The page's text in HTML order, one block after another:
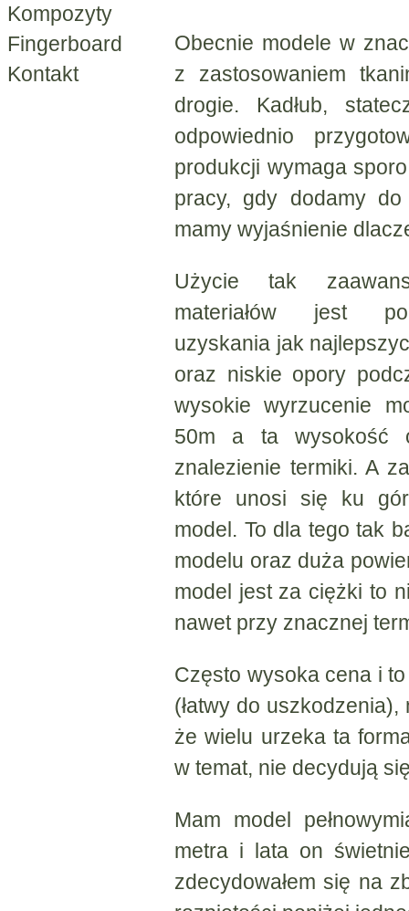
Kompozyty
Fingerboard
Kontakt
Obecnie modele w
z zastosowaniem
drogie. Kadłub,
odpowiednio
produkcji wymaga
pracy, gdy dodamy
mamy wyjaśnienie
Użycie tak
materiałów jest
uzyskania jak
oraz niskie opory
wysokie wyrzucenie
50m a ta wysokość
znalezienie termiki. A
które unosi się ku
model. To dla tego tak
modelu oraz duża
model jest za ciężki to
nawet przy znacznej
Często wysoka cena i
(łatwy do
że wielu urzeka ta
w temat, nie decydują
Mam model
metra i lata on
zdecydowałem się na